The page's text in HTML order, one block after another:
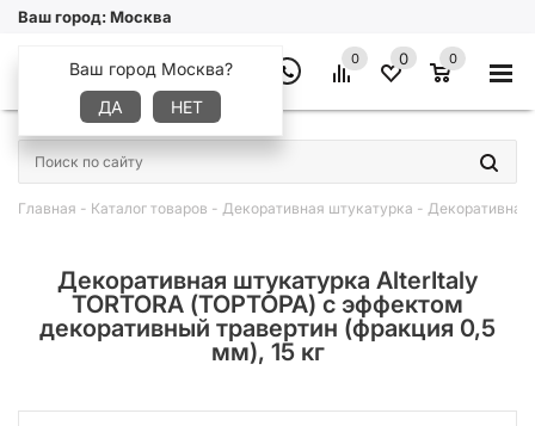
Ваш город:Москва
Ваш город Москва?
ДА
НЕТ
0 0 0
×
Главная - Каталог товаров - Декоративная штукатурка - Декоративная
Декоративная штукатурка AlterItaly
TORTORA (ТОРТОРА) с эффектом
декоративный травертин (фракция 0,5
мм), 15 кг